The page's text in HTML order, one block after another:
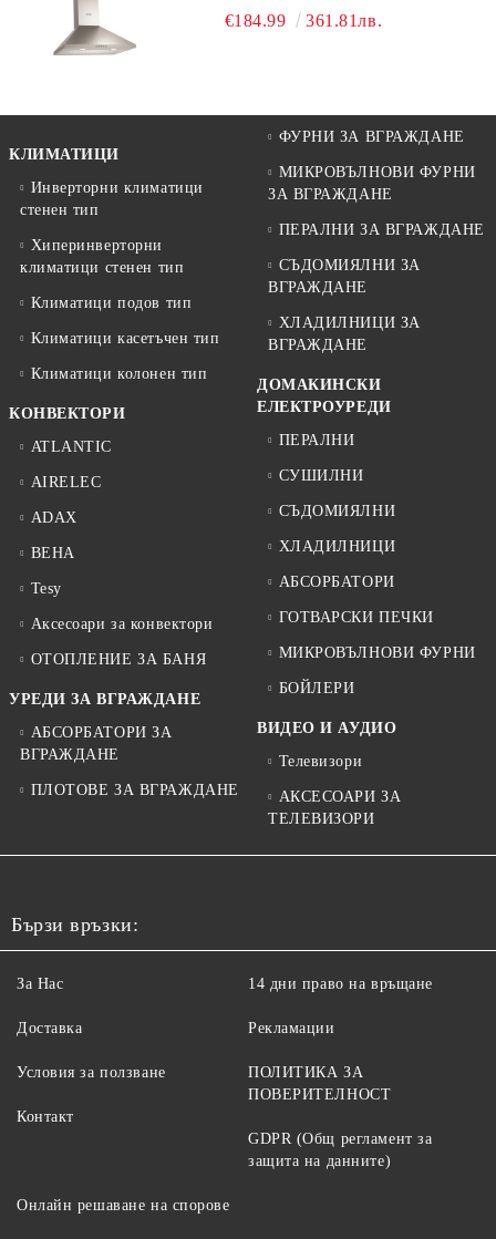
€184.99 361.81лв.
КЛИМАТИЦИ
Инверторни климатици
стенен тип
Хиперинверторни
климатици стенен тип
Климатици подов тип
Климатици касетъчен тип
Климатици колонен тип
КОНВЕКТОРИ
ATLANTIC
AIRELEC
ADAX
BEHA
Tesy
Аксесоари за конвектори
ОТОПЛЕНИЕ ЗА БАНЯ
УРЕДИ ЗА ВГРАЖДАНЕ
АБСОРБАТОРИ ЗА
ВГРАЖДАНЕ
ПЛОТОВЕ ЗА ВГРАЖДАНЕ
ФУРНИ ЗА ВГРАЖДАНЕ
МИКРОВЪЛНОВИ ФУРНИ
ЗА ВГРАЖДАНЕ
ПЕРАЛНИ ЗА ВГРАЖДАНЕ
СЪДОМИЯЛНИ ЗА
ВГРАЖДАНЕ
ХЛАДИЛНИЦИ ЗА
ВГРАЖДАНЕ
ДОМАКИНСКИ
ЕЛЕКТРОУРЕДИ
ПЕРАЛНИ
СУШИЛНИ
СЪДОМИЯЛНИ
ХЛАДИЛНИЦИ
АБСОРБАТОРИ
ГОТВАРСКИ ПЕЧКИ
МИКРОВЪЛНОВИ ФУРНИ
БОЙЛЕРИ
ВИДЕО И АУДИО
Телевизори
АКСЕСОАРИ ЗА
ТЕЛЕВИЗОРИ
Бързи връзки:
За Нас
Доставка
Условия за ползване
Контакт
14 дни право на връщане
Рекламации
ПОЛИТИКА ЗА
ПОВЕРИТЕЛНОСТ
GDPR (Общ регламент за
защита на данните)
Онлайн решаване на спорове